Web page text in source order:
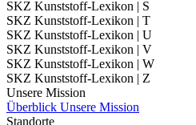
SKZ Kunststoff-Lexikon | S
SKZ Kunststoff-Lexikon | T
SKZ Kunststoff-Lexikon | U
SKZ Kunststoff-Lexikon | V
SKZ Kunststoff-Lexikon | W
SKZ Kunststoff-Lexikon | Z
Unsere Mission
Überblick Unsere Mission
Standorte